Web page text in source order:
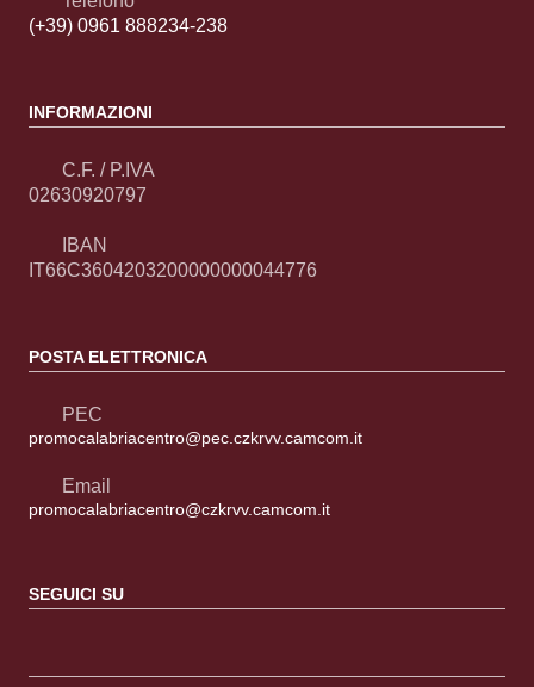
(+39) 0961 888234-238
INFORMAZIONI
C.F. / P.IVA
02630920797
IBAN
IT66C3604203200000000044776
POSTA ELETTRONICA
PEC
promocalabriacentro@pec.czkrvv.camcom.it
Email
promocalabriacentro@czkrvv.camcom.it
SEGUICI SU